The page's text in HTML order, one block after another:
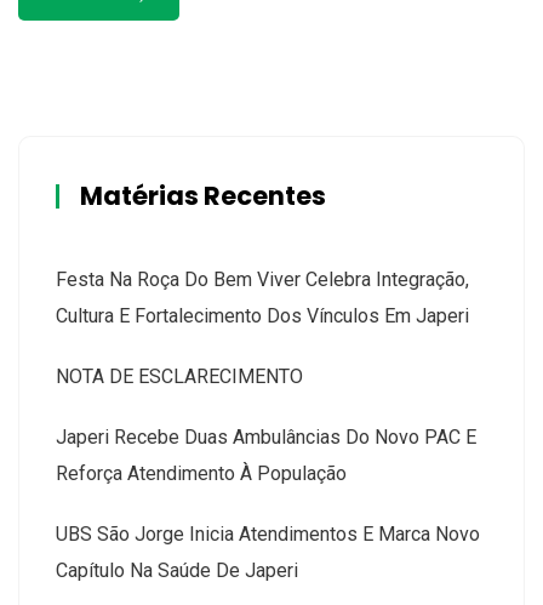
Matérias Recentes
Festa Na Roça Do Bem Viver Celebra Integração,
Cultura E Fortalecimento Dos Vínculos Em Japeri
NOTA DE ESCLARECIMENTO
Japeri Recebe Duas Ambulâncias Do Novo PAC E
Reforça Atendimento À População
UBS São Jorge Inicia Atendimentos E Marca Novo
Capítulo Na Saúde De Japeri